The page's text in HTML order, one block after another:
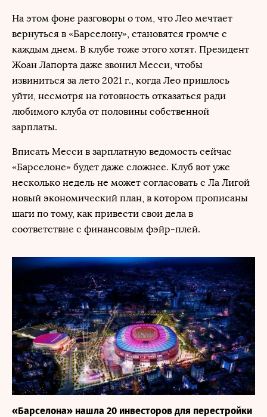
На этом фоне разговоры о том, что Лео мечтает
вернуться в «Барселону», становятся громче с
каждым днем. В клубе тоже этого хотят. Президент
Жоан Лапорта даже звонил Месси, чтобы
извиниться за лето 2021 г., когда Лео пришлось
уйти, несмотря на готовность отказаться ради
любимого клуба от половины собственной
зарплаты.
Вписать Месси в зарплатную ведомость сейчас
«Барселоне» будет даже сложнее. Клуб вот уже
несколько недель не может согласовать с Ла Лигой
новый экономический план, в котором прописаны
шаги по тому, как привести свои дела в
соответствие с финансовым фэйр-плей.
«Барселона» нашла 20 инвесторов для перестройки